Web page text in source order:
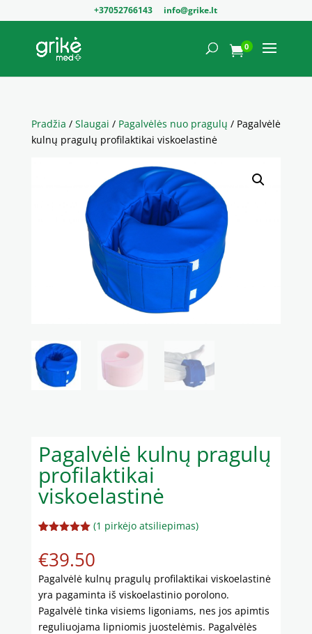
+37052766143 info@grike.lt
0
Pradžia / Slaugai / Pagalvėlės nuo pragulų / Pagalvėlė
kulnų pragulų profilaktikai viskoelastinė
Pagalvėlė kulnų pragulų
profilaktikai
viskoelastinė
(viso
(1 pirkėjo atsiliepimas)
€39.50
Pagalvėlė kulnų pragulų profilaktikai viskoelastinė
yra pagaminta iš viskoelastinio porolono.
Pagalvėlė tinka visiems ligoniams, nes jos apimtis
reguliuojama lipniomis juostelėmis. Pagalvėlės